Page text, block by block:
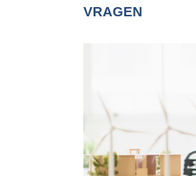
VRAGEN